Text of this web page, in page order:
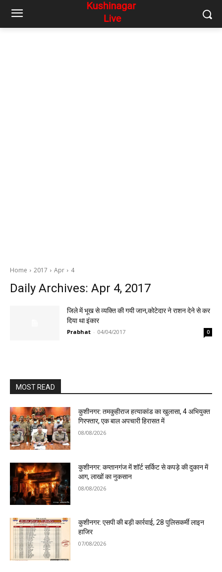
Home 2017 Apr 4
Daily Archives: Apr 4, 2017
जिले में भूख से व्यक्ति की गयी जान,कोटेदार ने राशन देने से कर
दिया था इंकार
Prabhat - 04/04/2017 0
MOST READ
कुशीनगर: तमकुहीराज हत्याकांड का खुलासा, 4 अभियुक्त
गिरफ्तार, एक बाल अपचारी हिरासत में
08/08/2026
कुशीनगर: कप्तानगंज में शॉर्ट सर्किट से कपड़े की दुकान में
आग, लाखों का नुकसान
08/08/2026
कुशीनगर: एसपी की बड़ी कार्रवाई, 28 पुलिसकर्मी लाइन
हाजिर
07/08/2026